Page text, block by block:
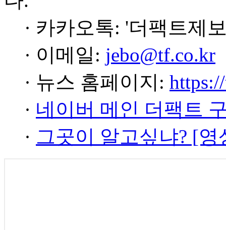
· 카카오톡: '더팩트제
· 이메일: jebo@tf.co.kr
· 뉴스 홈페이지:
· 네이버 메인 더팩트
· 그곳이 알고싶냐? [